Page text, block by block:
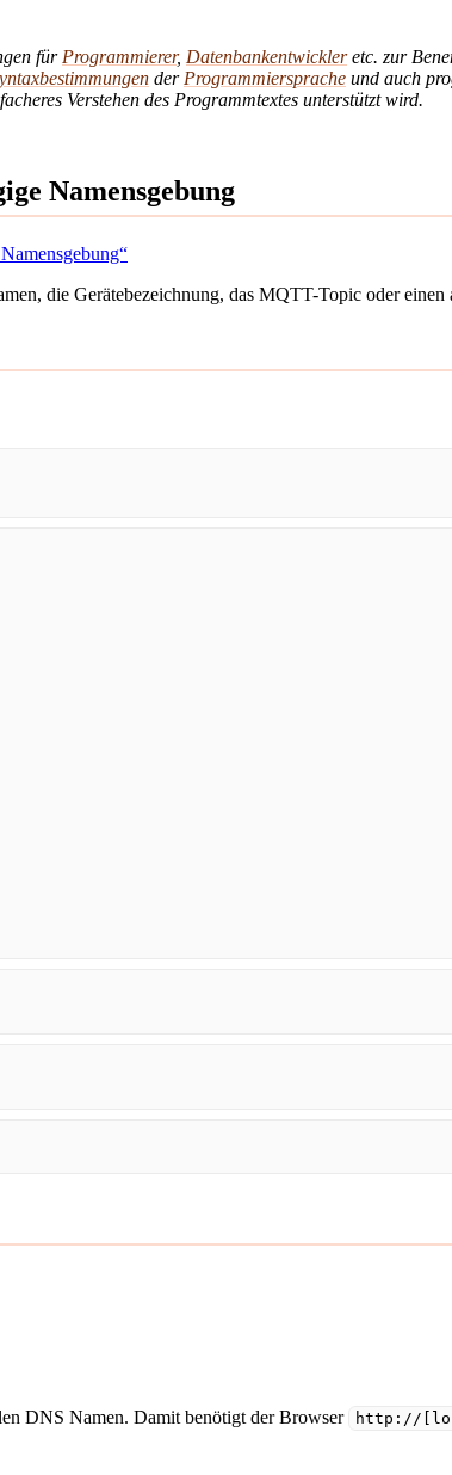
für Programmierer, Datenbankentwickleretc. zur
der Programmiersprache und auch
Verstehen des Programmtextes unterstützt wird.
Namensgebung
die Gerätebezeichnung, das MQTT-Topic oder
DNS Namen. Damit benötigt der Browser
http://